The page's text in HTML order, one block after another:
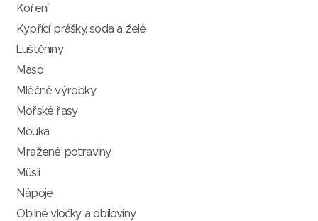
Koření
Kypřící prášky, soda a želé
Luštěniny
Maso
Mléčné výrobky
Mořské řasy
Mouka
Mražené potraviny
Müsli
Nápoje
Obilné vločky a obiloviny